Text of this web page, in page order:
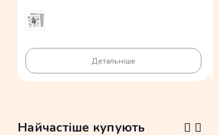
Детальніше
Найчастіше купують